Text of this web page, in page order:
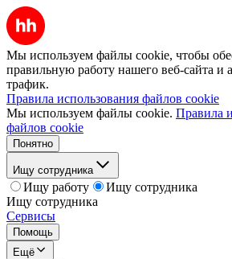
Мы используем файлы cookie, чтобы
правильную работу нашего веб-сайта и
трафик.
Правила использования файлов cookie
Мы используем файлы cookie. Правила
файлов cookie
Понятно
Ищу сотрудника
Ищу работу
Ищу сотрудника
Ищу сотрудника
Сервисы
Помощь
Ещё